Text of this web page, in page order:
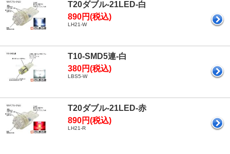
T20ダブル-21LED-白
890円(税込)
LH21-W
T10-SMD5連-白
380円(税込)
LBS5-W
T20ダブル-21LED-赤
890円(税込)
LH21-R